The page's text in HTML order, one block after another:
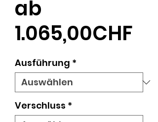
ab
1.065,00CHF
Ausführung *
Verschluss *